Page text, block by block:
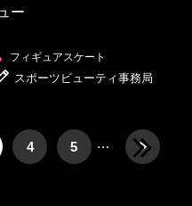
ュー
フィギュアスケート
スポーツビューティ事務局
4 5 …